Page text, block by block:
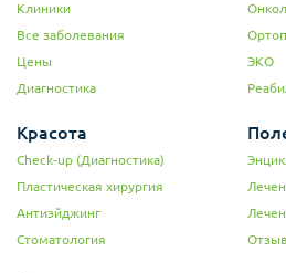
Клиники
Все заболевания
Цены
Диагностика
ЭКО
Красота
Check-up (Диагностика)
Пластическая хирургия
Антиэйджинг
Стоматология